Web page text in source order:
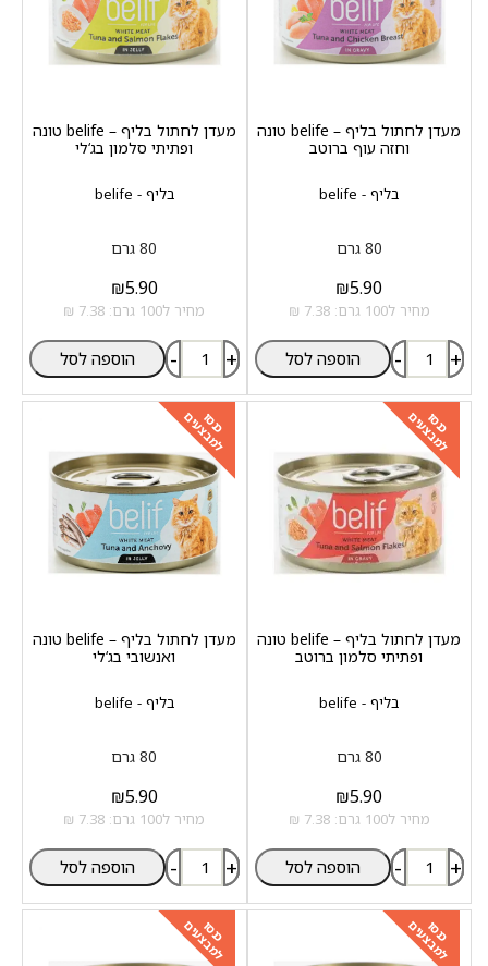
בליף - belife
מעדן לחתול בליף – belife טונה
וחזה עוף ברוטב
80 גרם
₪5.90
מחיר ל100 גרם: 7.38 ₪
- + הוספה לסל
בליף - belife
מעדן לחתול בליף – belife טונה
ופתיתי סלמון בג‘לי
80 גרם
₪5.90
מחיר ל100 גרם: 7.38 ₪
- + הוספה לסל
כנסו
למבצעים
בליף - belife
מעדן לחתול בליף – belife טונה
ופתיתי סלמון ברוטב
80 גרם
₪5.90
מחיר ל100 גרם: 7.38 ₪
- + הוספה לסל
כנסו
למבצעים
בליף - belife
מעדן לחתול בליף – belife טונה
ואנשובי בג‘לי
80 גרם
₪5.90
מחיר ל100 גרם: 7.38 ₪
- + הוספה לסל
כנסו
למבצעים כנסו
למבצעים